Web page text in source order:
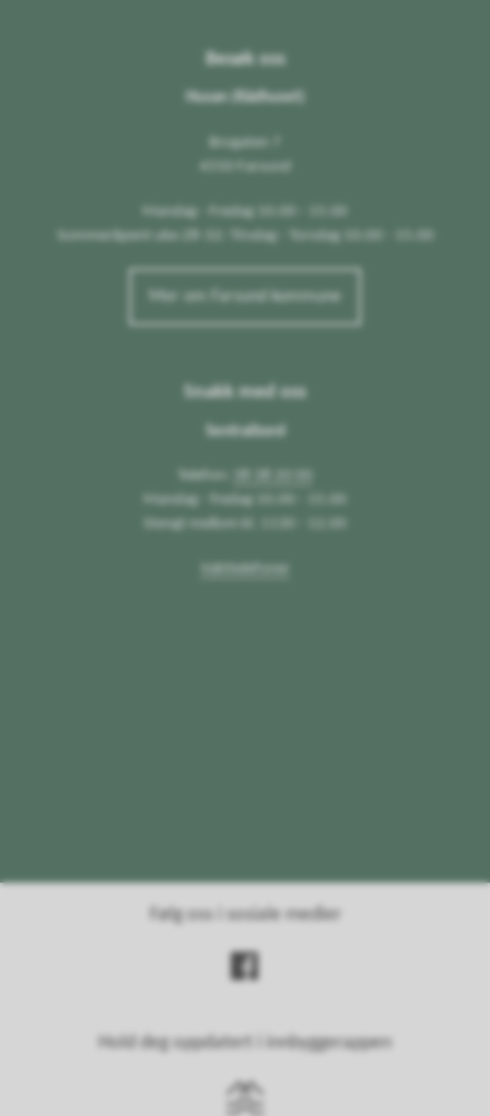
Besøk oss
Husan (Rådhuset)
Brogaten 7
Mandag - Fredag 10.00 - 15.00
Sommeråpent uke 28-32: Tirsdag - Torsdag 10.00 - 15.00
Mer om Farsund kommune
Snakk med oss
Sentralbord
Mandag - fredag 10.00 - 15.00
Stengt mellom kl. 1130 - 12.00
Følg oss i sosiale medier
Hold deg oppdatert i innbyggerappen